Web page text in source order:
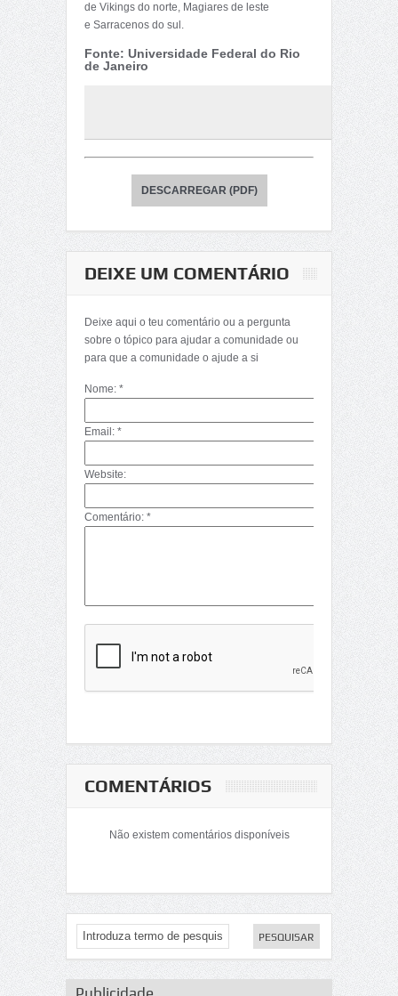
de Vikings do norte, Magiares de leste
e Sarracenos do sul.
Fonte: Universidade Federal do Rio
de Janeiro
DESCARREGAR (PDF)
DEIXE UM COMENTÁRIO
Deixe aqui o teu comentário ou a pergunta
sobre o tópico para ajudar a comunidade ou
para que a comunidade o ajude a si
Nome: *
Email: *
Website:
Comentário: *
COMENTÁRIOS
Não existem comentários disponíveis